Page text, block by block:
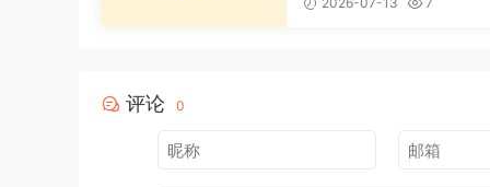
评论 0